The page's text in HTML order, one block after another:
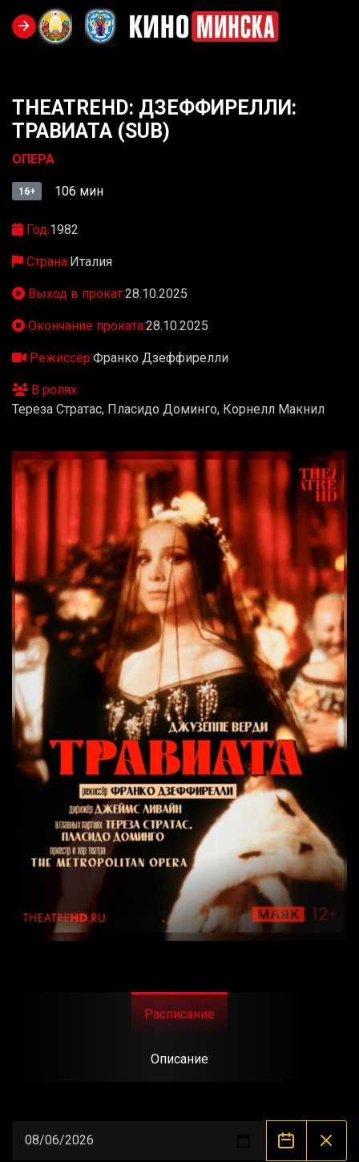
THEATREHD: ДЗЕФФИРЕЛЛИ:
ТРАВИАТА (SUB)
ОПЕРА
16+ 106 мин
Год:1982
Страна:Италия
Выход в прокат:28.10.2025
Окончание проката:28.10.2025
Режиссёр:Франко Дзеффирелли
В ролях:
Тереза Стратас, Пласидо Доминго, Корнелл Макнил
Расписание
Описание